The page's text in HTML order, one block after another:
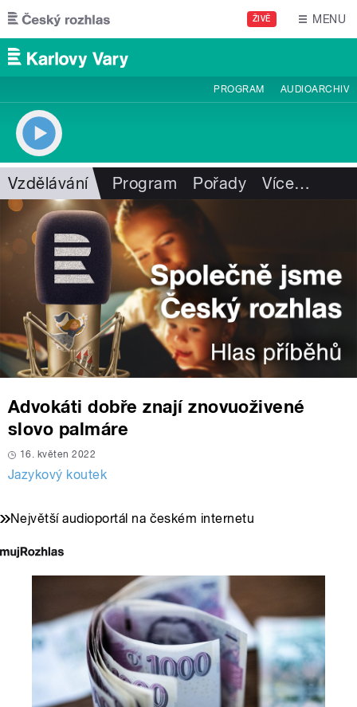
Přejít k hlavnímu obsahu
ŽIVĚ MENU
PROGRAM AUDIOARCHIV
Vzdělávání Program Pořady Více…
Advokáti dobře znají znovuoživené
slovo palmáre
16. květen 2022
Jazykový koutek
Největší audioportál na českém internetu